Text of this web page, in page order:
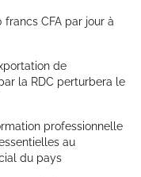
CFA par jour à
de
la RDC perturbera le
professionnelle
au
du pays